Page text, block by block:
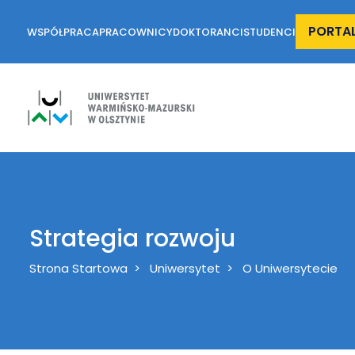
WSPÓŁPRACAPRACOWNICYDOKTORANCISTUDENCI
Strategia rozwoju
Breadcrumb
Strona Startowa Uniwersytet O Uniwersytecie